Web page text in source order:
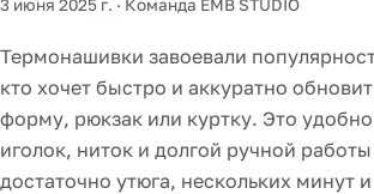
3 июня 2025 г. · Команда EMB STUDIO
Термонашивки завоевали
кто хочет быстро и аккуратно
форму, рюкзак или куртку. Это
иголок, ниток и долгой ручной работы
достаточно утюга, нескольких минут и